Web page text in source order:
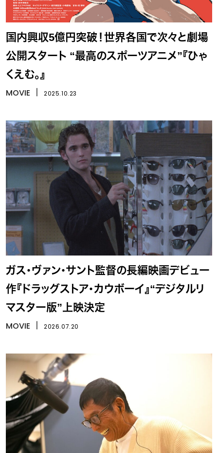
国内興収5億円突破！世界各国で次々と劇場
公開スタート “最高のスポーツアニメ”『ひゃ
くえむ。』
MOVIE 2025.10.23
ガス・ヴァン・サント監督の長編映画デビュー
作『ドラッグストア・カウボーイ』“デジタルリ
マスター版”上映決定
MOVIE 2026.07.20